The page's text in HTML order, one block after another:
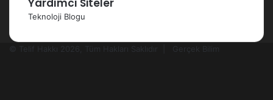
Yardımcı Siteler
Teknoloji Blogu
© Telif Hakkı 2026, Tüm Hakları Saklıdır | Gerçek Bilim